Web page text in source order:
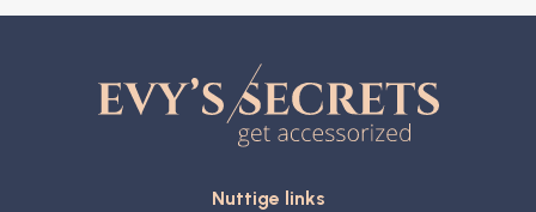
Nuttige links